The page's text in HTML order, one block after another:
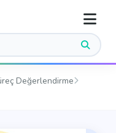
Değerlendirme